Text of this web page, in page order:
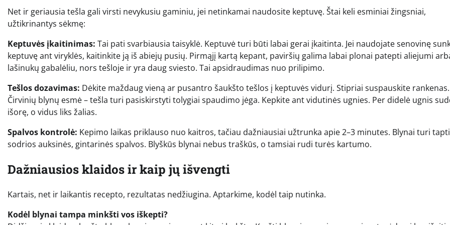
Net ir geriausia tešla gali virsti nevykusiu gaminiu, jei netinkamai naudosite keptuvę. Štai keli esminiai žingsniai,
užtikrinantys sėkmę:
Keptuvės įkaitinimas: Tai pati svarbiausia taisyklė. Keptuvė turi būti labai gerai įkaitinta. Jei naudojate senovinę
keptuvę ant viryklės, kaitinkite ją iš abiejų pusių. Pirmąjį kartą kepant, paviršių galima labai plonai patepti aliejumi
lašinukų gabalėliu, nors tešloje ir yra daug sviesto. Tai apsidraudimas nuo prilipimo.
Tešlos dozavimas: Dėkite maždaug vieną ar pusantro šaukšto tešlos į keptuvės vidurį. Stipriai suspauskite rankenas.
Čirvinių blynų esmė – tešla turi pasiskirstyti tolygiai spaudimo jėga. Kepkite ant vidutinės ugnies. Per didelė ugnis
išorę, o vidus liks žalias.
Spalvos kontrolė: Kepimo laikas priklauso nuo kaitros, tačiau dažniausiai užtrunka apie 2–3 minutes. Blynai turi tapti
sodrios auksinės, gintarinės spalvos. Blyškūs blynai nebus traškūs, o tamsiai rudi turės kartumo.
Dažniausios klaidos ir kaip jų išvengti
Kartais, net ir laikantis recepto, rezultatas nedžiugina. Aptarkime, kodėl taip nutinka.
Kodėl blynai tampa minkšti vos iškepti?